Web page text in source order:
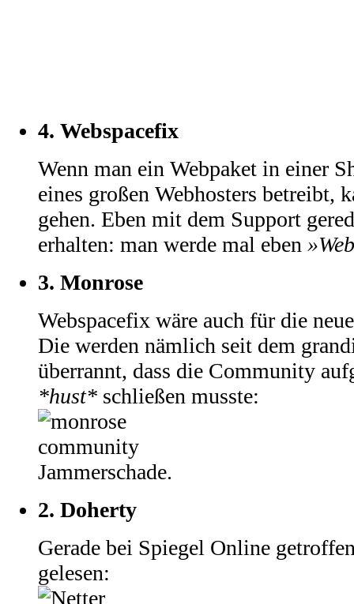
4. Webspacefix
Wenn man ein Webpaket in einer
eines großen Webhosters betreibt,
gehen. Eben mit dem Support
erhalten: man werde mal eben
3. Monrose
Webspacefix wäre auch für die
Die werden nämlich seit dem
überrannt, dass die Community
*hust* schließen musste:
Jammerschade.
2. Doherty
Gerade bei Spiegel Online
gelesen: